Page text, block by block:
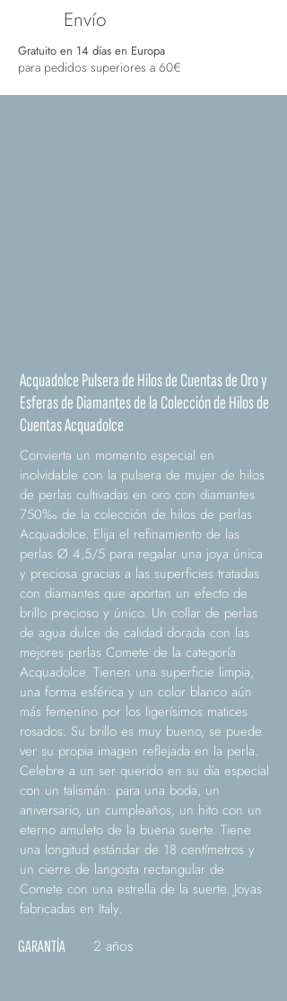
Envío
Gratuito en 14 días en Europa
para pedidos superiores a 60€
Acquadolce Pulsera de Hilos de Cuentas de Oro y
Esferas de Diamantes de la Colección de Hilos de
Cuentas Acquadolce
Convierta un momento especial en
inolvidable con la pulsera de mujer de hilos
de perlas cultivadas en oro con diamantes
750‰ de la colección de hilos de perlas
Acquadolce. Elija el refinamiento de las
perlas Ø 4,5/5 para regalar una joya única
y preciosa gracias a las superficies tratadas
con diamantes que aportan un efecto de
brillo precioso y único. Un collar de perlas
de agua dulce de calidad dorada con las
mejores perlas Comete de la categoría
Acquadolce. Tienen una superficie limpia,
una forma esférica y un color blanco aún
más femenino por los ligerísimos matices
rosados. Su brillo es muy bueno, se puede
ver su propia imagen reflejada en la perla.
Celebre a un ser querido en su día especial
con un talismán: para una boda, un
aniversario, un cumpleaños, un hito con un
eterno amuleto de la buena suerte. Tiene
una longitud estándar de 18 centímetros y
un cierre de langosta rectangular de
Comete con una estrella de la suerte. Joyas
fabricadas en Italy.
GARANTÍA 2 años